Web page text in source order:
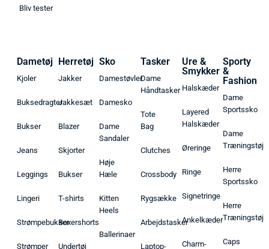
Bliv tester
Dametøj
Kjoler
Buksedragter
Bukser
Jeans
Leggings
Lingeri
Strømpebukser
Strømper
Herretøj
Jakker
Jakkesæt
Blazer
Skjorter
Bukser
T-shirts
Boxershorts
Undertøj
Sko
Damestøvler
Damesko
Dame
Sandaler
Høje
Hæle
Kitten
Heels
Ballerinaer
Tasker
Dame
Håndtasker
Tote
Bag
Clutches
Crossbody
Rygsække
Arbejdstasker
Laptop-
Ure &
Smykker
Halskæder
Layered
Halskæder
Øreringe
Ringe
Signetringe
Ankelkæder
Charm-
Sporty
&
Fashion
Dame
Sportssko
Dame
Træningstøj
Herre
Sportssko
Herre
Træningstøj
Caps